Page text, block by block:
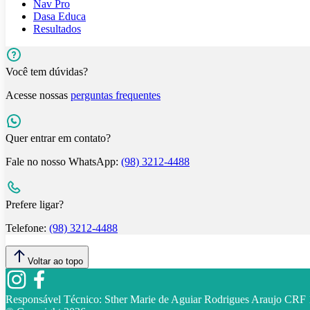
Nav Pro
Dasa Educa
Resultados
Você tem dúvidas?
Acesse nossas perguntas frequentes
Quer entrar em contato?
Fale no nosso WhatsApp: (98) 3212-4488
Prefere ligar?
Telefone: (98) 3212-4488
Voltar ao topo
Responsável Técnico: Sther Marie de Aguiar Rodrigues Araujo CRF